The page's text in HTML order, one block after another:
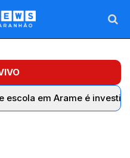
Arame é investigado